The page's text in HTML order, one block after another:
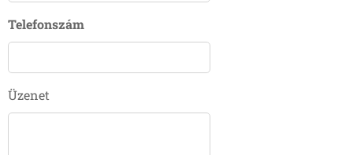
Telefonszám
Üzenet